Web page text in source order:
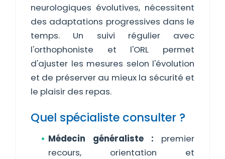
neurologiques évolutives, nécessitent
des adaptations progressives dans le
temps. Un suivi régulier avec
l'orthophoniste et l'ORL permet
d'ajuster les mesures selon l'évolution
et de préserver au mieux la sécurité et
le plaisir des repas.
Quel spécialiste consulter ?
Médecin généraliste : premier
recours, orientation et